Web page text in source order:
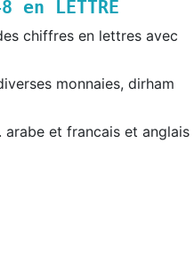
en LETTRE
chiffres en lettres avec
monnaies, dirham
et francais et anglais